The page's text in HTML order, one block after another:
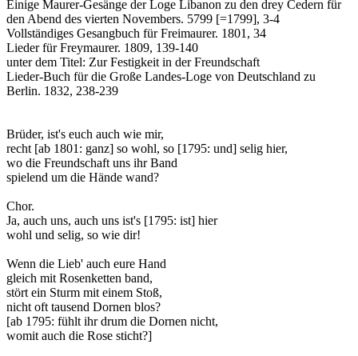
Einige Maurer-Gesänge der Loge Libanon zu den drey Cedern für
den Abend des vierten Novembers. 5799 [=1799], 3-4
Vollständiges Gesangbuch für Freimaurer. 1801, 34
Lieder für Freymaurer. 1809, 139-140
unter dem Titel: Zur Festigkeit in der Freundschaft
Lieder-Buch für die Große Landes-Loge von Deutschland zu
Berlin. 1832, 238-239
Brüder, ist's euch auch wie mir,
recht [ab 1801: ganz] so wohl, so [1795: und] selig hier,
wo die Freundschaft uns ihr Band
spielend um die Hände wand?
Chor.
Ja, auch uns, auch uns ist's [1795: ist] hier
wohl und selig, so wie dir!
Wenn die Lieb' auch eure Hand
gleich mit Rosenketten band,
stört ein Sturm mit einem Stoß,
nicht oft tausend Dornen blos?
[ab 1795: fühlt ihr drum die Dornen nicht,
womit auch die Rose sticht?]